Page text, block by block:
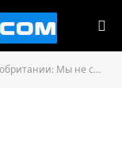
соглашались с Россией насчет Асада